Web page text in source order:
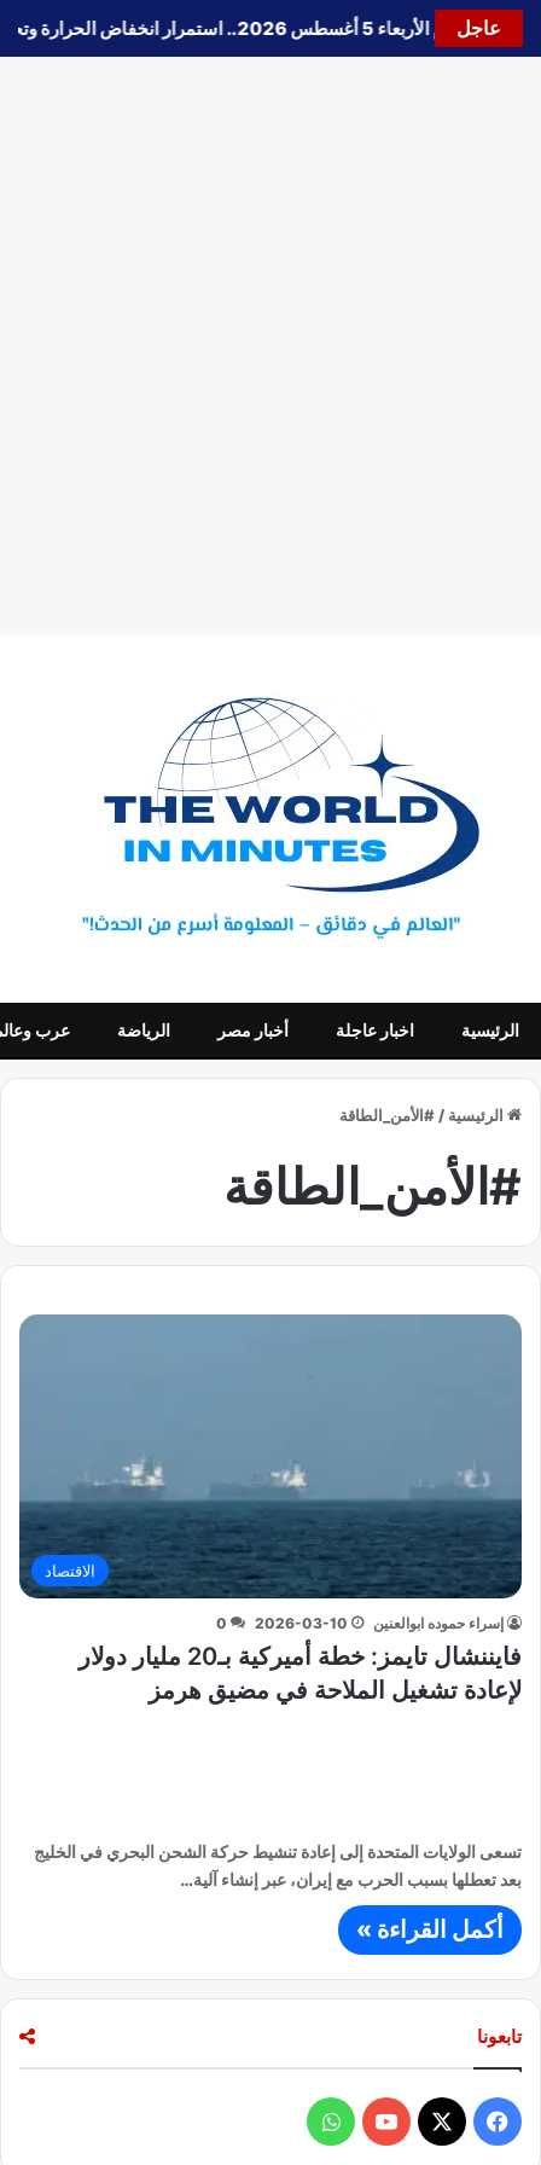
عاجل
اليوم الأربعاء 5 أغسطس 2026.. استمرار انخفاض الحرارة وتحذيرات من الشبورة واضطراب الملاحة
الرئيسية اخبار عاجلة أخبار مصر الرياضة عرب
الرئيسية / #الأمن_الطاقة
#الأمن_الطاقة
الاقتصاد
إسراء حموده ابوالعنين 2026-03-10
0
فايننشال تايمز: خطة أميركية بـ20 مليار دولار
لإعادة تشغيل الملاحة في مضيق هرمز
تسعى الولايات المتحدة إلى إعادة تنشيط حركة الشحن البحري في الخليج
بعد تعطلها بسبب الحرب مع إيران، عبر إنشاء آلية…
أكمل القراءة »
تابعونا